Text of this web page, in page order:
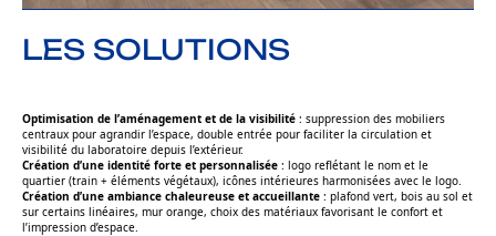
LES SOLUTIONS
Optimisation de l’aménagement et de la visibilité : suppression des mobiliers
centraux pour agrandir l’espace, double entrée pour faciliter la circulation et
visibilité du laboratoire depuis l’extérieur.
Création d’une identité forte et personnalisée : logo reflétant le nom et le
quartier (train + éléments végétaux), icônes intérieures harmonisées avec le logo.
Création d’une ambiance chaleureuse et accueillante : plafond vert, bois au sol et
sur certains linéaires, mur orange, choix des matériaux favorisant le confort et
l’impression d’espace.